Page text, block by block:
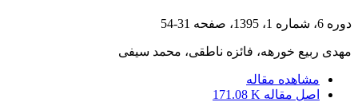
دوره 6، شماره 1، 1395، صفحه 31-54
مهدی ربیع خورهه، فائزه ناطقی، محمد سیفی
مشاهده مقاله
اصل مقاله 171.08 K